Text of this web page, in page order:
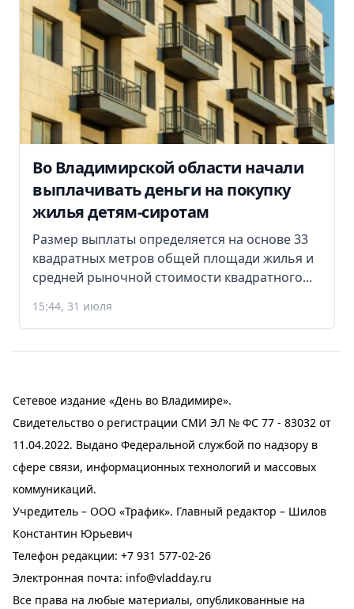
Во Владимирской области начали
выплачивать деньги на покупку
жилья детям-сиротам
Размер выплаты определяется на основе 33
квадратных метров общей площади жилья и
средней рыночной стоимости квадратного...
15:44, 31 июля
Сетевое издание «День во Владимире».
Свидетельство о регистрации СМИ ЭЛ № ФС 77 - 83032 от
11.04.2022. Выдано Федеральной службой по надзору в
сфере связи, информационных технологий и массовых
коммуникаций.
Учредитель – ООО «Трафик». Главный редактор – Шилов
Константин Юрьевич
Телефон редакции: +7 931 577-02-26
Электронная почта: info@vladday.ru
Все права на любые материалы, опубликованные на